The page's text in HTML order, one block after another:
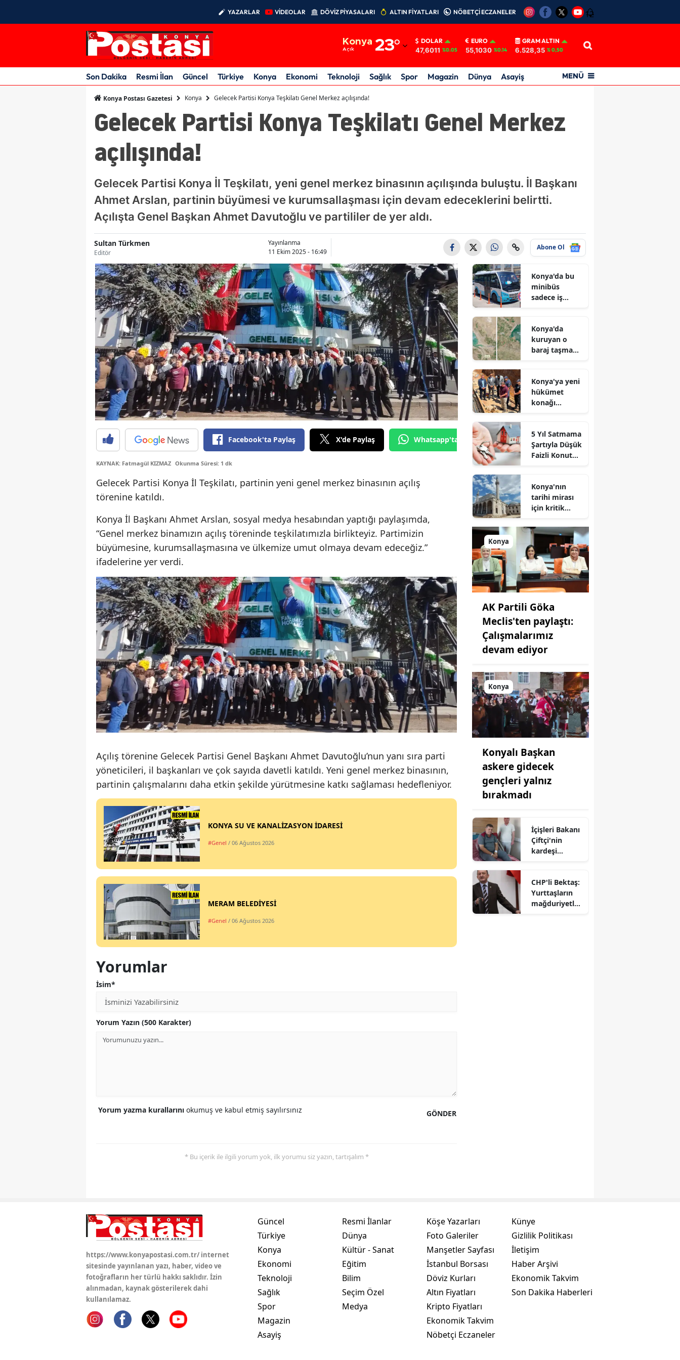
YAZARLAR VİDEOLAR DÖVİZ PİYASALARI ALTIN FİYATLARI NÖBETÇİ ECZANELER 12
Konya
Açık 23°
Adıyaman
Afyonkarahisar
Amasya
Ankara
Aydın
Balıkesir
Bitlis
Bolu
Burdur
Bursa
Çanakkale
Çankırı
Çorum
Diyarbakır
Elazığ
Erzurum
Eskişehir
Giresun
Gümüşhane
Hakkari
Hatay
Isparta
Mersin
İstanbul
İzmir
Kars
Kastamonu
Kayseri
Tekirdağ
Tokat
Trabzon
Tunceli
DOLAR
47,6011 %0.05
EURO
55,1030 %0.14
GRAM ALTIN
6.528,35 % 0,50
Son Dakika Resmi İlan Güncel Türkiye Konya Ekonomi Teknoloji Sağlık Spor Magazin Dünya Asayiş MENÜ
Konya Postası Gazetesi Konya Gelecek Partisi Konya Teşkilatı Genel Merkez açılışında!
Gelecek Partisi Konya Teşkilatı Genel Merkez
açılışında!
Gelecek Partisi Konya İl Teşkilatı, yeni genel merkez binasının açılışında buluştu. İl Başkanı
Ahmet Arslan, partinin büyümesi ve kurumsallaşması için devam edeceklerini belirtti.
Açılışta Genel Başkan Ahmet Davutoğlu ve partililer de yer aldı.
Sultan Türkmen
Editör
Yayınlanma
11 Ekim 2025 - 16:49
Abone Ol
Facebook'ta Paylaş X'de Paylaş Whatsapp'tan Gönder
KAYNAK: Fatmagül KIZMAZ Okunma Süresi: 1 dk
Gelecek Partisi Konya İl Teşkilatı, partinin yeni genel merkez binasının açılış
törenine katıldı.
Konya İl Başkanı Ahmet Arslan, sosyal medya hesabından yaptığı paylaşımda,
“Genel merkez binamızın açılış töreninde teşkilatımızla birlikteyiz. Partimizin
büyümesine, kurumsallaşmasına ve ülkemize umut olmaya devam edeceğiz.”
ifadelerine yer verdi.
Açılış törenine Gelecek Partisi Genel Başkanı Ahmet Davutoğlu’nun yanı sıra parti
yöneticileri, il başkanları ve çok sayıda davetli katıldı. Yeni genel merkez binasının,
partinin çalışmalarını daha etkin şekilde yürütmesine katkı sağlaması hedefleniyor.
KONYA SU VE KANALİZASYON İDARESİ
#Genel / 06 Ağustos 2026
MERAM BELEDİYESİ
#Genel / 06 Ağustos 2026
Yorumlar
İsim*
Yorum Yazın (500 Karakter)
GÖNDER
Yorum yazma kurallarını okumuş ve kabul etmiş sayılırsınız
* Bu içerik ile ilgili yorum yok, ilk yorumu siz yazın, tartışalım *
Konya'da bu
minibüs
sadece iş
Konya'da
kuruyan o
baraj taşma
Konya'ya yeni
hükümet
konağı
5 Yıl Satmama
Şartıyla Düşük
Faizli Konut
Konya'nın
tarihi mirası
için kritik
durum
açıklandı
Konya
AK Partili Göka
Meclis'ten paylaştı:
Çalışmalarımız
devam ediyor
Konya
Konyalı Başkan
askere gidecek
gençleri yalnız
bırakmadı
İçişleri Bakanı
Çiftçi'nin
kardeşi
CHP'li Bektaş:
Yurttaşların
mağduriyetler
https://www.konyapostasi.com.tr/ internet
sitesinde yayınlanan yazı, haber, video ve
fotoğrafların her türlü hakkı saklıdır. İzin
alınmadan, kaynak gösterilerek dahi
kullanılamaz.
Güncel
Türkiye
Konya
Ekonomi
Teknoloji
Sağlık
Spor
Magazin
Asayiş
Resmi İlanlar
Dünya
Kültür - Sanat
Eğitim
Bilim
Seçim Özel
Medya
Köşe Yazarları
Foto Galeriler
Manşetler Sayfası
İstanbul Borsası
Döviz Kurları
Altın Fiyatları
Kripto Fiyatları
Ekonomik Takvim
Nöbetçi Eczaneler
Künye
Gizlilik Politikası
İletişim
Haber Arşivi
Ekonomik Takvim
Son Dakika Haberleri